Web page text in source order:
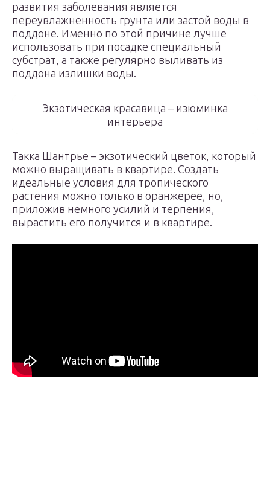
развития заболевания является
переувлажненность грунта или застой воды в
поддоне. Именно по этой причине лучше
использовать при посадке специальный
субстрат, а также регулярно выливать из
поддона излишки воды.
Экзотическая красавица – изюминка
интерьера
Такка Шантрье – экзотический цветок, который
можно выращивать в квартире. Создать
идеальные условия для тропического
растения можно только в оранжерее, но,
приложив немного усилий и терпения,
вырастить его получится и в квартире.